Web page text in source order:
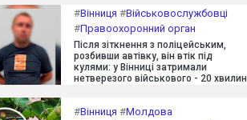
#Вінниця #Військовослужбовці
#Правоохоронний орган
Після зіткнення з поліцейським,
розбивши автівку, він втік під
кулями: у Вінниці затримали
нетверезого військового - 20 хвилин
#Вінниця #Молдова